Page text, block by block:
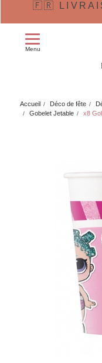
🇫🇷
Menu
Accueil Déco de fête
Gobelet Jetable
x8